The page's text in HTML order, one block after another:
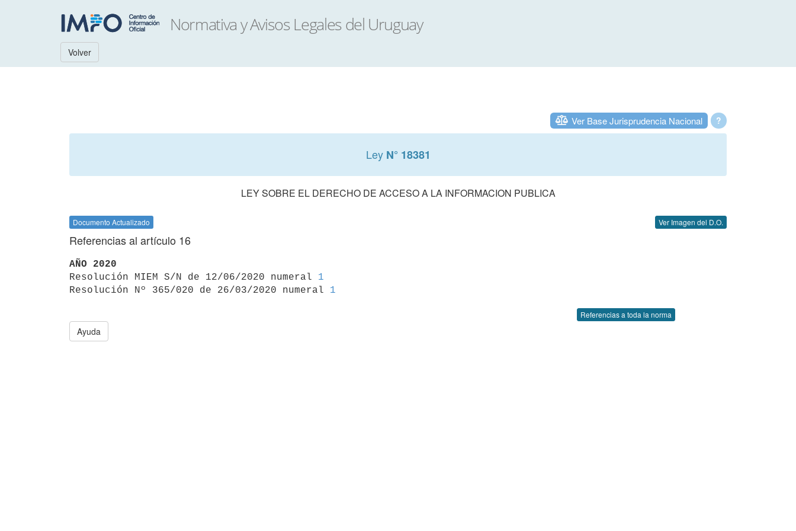
Volver
?
Ver Base Jurisprudencia Nacional
Ley N° 18381
LEY SOBRE EL DERECHO DE ACCESO A LA INFORMACION PUBLICA
Documento Actualizado Ver Imagen del D.O.
Referencias al artículo 16
AÑO 2020
Resolución MIEM S/N de 12/06/2020 numeral 1
Resolución Nº 365/020 de 26/03/2020 numeral 1
Referencias a toda la norma
Ayuda